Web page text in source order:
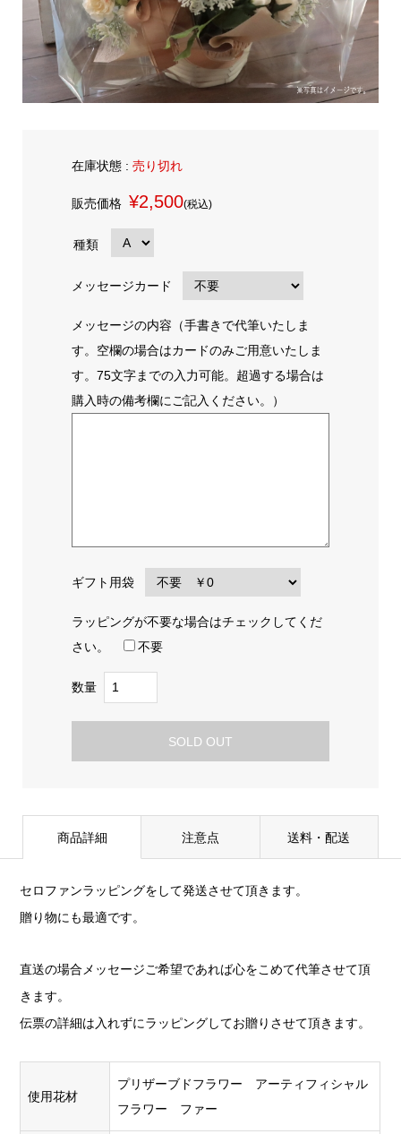
在庫状態 : 売り切れ
販売価格 ¥2,500(税込)
種類
メッセージカード
メッセージの内容（手書きで代筆いたしま
す。空欄の場合はカードのみご用意いたしま
す。75文字までの入力可能。超過する場合は
購入時の備考欄にご記入ください。）
ギフト用袋
ラッピングが不要な場合はチェックしてくだ
さい。
不要
数量
SOLD OUT
商品詳細 注意点 送料・配送
セロファンラッピングをして発送させて頂きます。
贈り物にも最適です。
直送の場合メッセージご希望であれば心をこめて代筆させて頂
きます。
伝票の詳細は入れずにラッピングしてお贈りさせて頂きます。
使用花材
プリザーブドフラワー アーティフィシャル
フラワー ファー